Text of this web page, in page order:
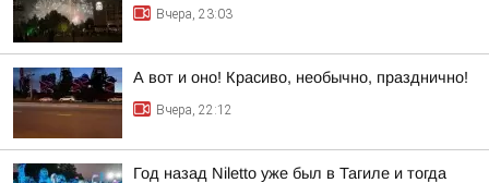
Вчера, 23:03
А вот и оно! Красиво, необычно, празднично!
Вчера, 22:12
Год назад Niletto уже был в Тагиле и тогда